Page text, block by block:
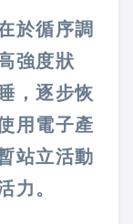
於循序調
強度狀
，逐步恢
用電子產
站立活動
力。